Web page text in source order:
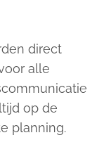
direct
alle
op de
planning.